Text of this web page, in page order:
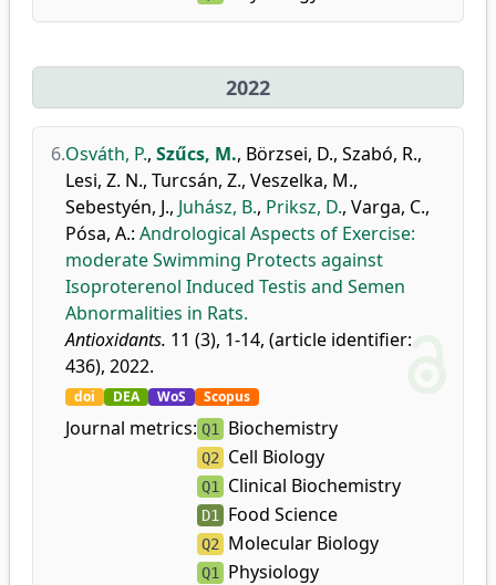
2022
6.Osváth, P., Szűcs, M., Börzsei, D., Szabó, R.,
Lesi, Z. N., Turcsán, Z., Veszelka, M.,
Sebestyén, J., Juhász, B., Priksz, D., Varga, C.,
Pósa, A.: Andrological Aspects of Exercise:
moderate Swimming Protects against
Isoproterenol Induced Testis and Semen
Abnormalities in Rats.
Antioxidants. 11 (3), 1-14, (article identifier:
436), 2022.
doi DEA WoS Scopus
Journal metrics: Q1 Biochemistry
Q2 Cell Biology
Q1 Clinical Biochemistry
D1 Food Science
Q2 Molecular Biology
Q1 Physiology